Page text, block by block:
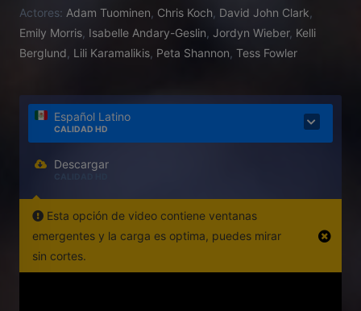
Actores: Adam Tuominen Chris Koch David John Clark
Emily Morris Isabelle Andary-Geslin Jordyn Wieber, Kelli
Berglund Lili Karamalikis Peta Shannon Tess Fowler
Español Latino
CALIDAD HD
Descargar
Esta opción de video contiene ventanas
emergentes y la carga es optima, puedes mirar
sin cortes.